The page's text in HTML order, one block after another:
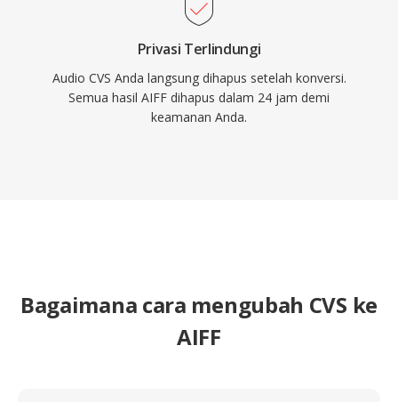
Privasi Terlindungi
Audio CVS Anda langsung dihapus setelah konversi.
Semua hasil AIFF dihapus dalam 24 jam demi
keamanan Anda.
Bagaimana cara mengubah CVS ke
AIFF